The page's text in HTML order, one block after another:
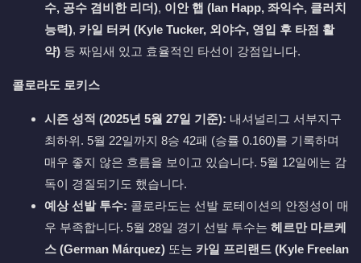
수, 공수 겸비한 리더), 이안 햅 (Ian Happ, 좌익수, 클러치
능력), 카일 터커 (Kyle Tucker, 외야수, 영입 후 타점 활
약) 등 짜임새 있고 효율적인 타선이 강점입니다.
콜로라도 로키스
시즌 성적 (2025년 5월 27일 기준): 내셔널리그 서부지구
최하위. 5월 22일까지 8승 42패 (승률 0.160)를 기록하며
매우 좋지 않은 흐름을 보이고 있습니다. 5월 12일에는 감
독이 경질되기도 했습니다.
예상 선발 투수: 콜로라도는 선발 로테이션의 안정성이 매
우 부족합니다. 5월 28일 경기 선발 투수는 헤르만 마르케
스 (German Márquez) 또는 카일 프리랜드 (Kyle Freelan